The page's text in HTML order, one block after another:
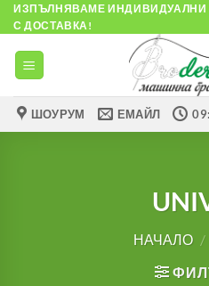
Skip
to
content
ИЗПЪЛНЯВАМЕ ИНДИВИДУАЛНИ
С ДОСТАВКА!
ШОУРУМ ЕМАЙЛ
НАЧАЛО /